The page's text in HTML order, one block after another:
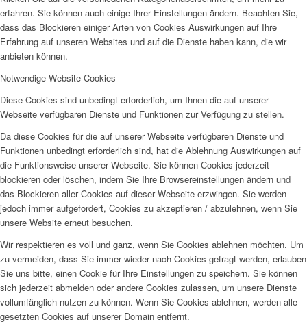
erfahren. Sie können auch einige Ihrer Einstellungen ändern. Beachten Sie,
dass das Blockieren einiger Arten von Cookies Auswirkungen auf Ihre
Erfahrung auf unseren Websites und auf die Dienste haben kann, die wir
anbieten können.
Notwendige Website Cookies
Diese Cookies sind unbedingt erforderlich, um Ihnen die auf unserer
Webseite verfügbaren Dienste und Funktionen zur Verfügung zu stellen.
Da diese Cookies für die auf unserer Webseite verfügbaren Dienste und
Funktionen unbedingt erforderlich sind, hat die Ablehnung Auswirkungen auf
die Funktionsweise unserer Webseite. Sie können Cookies jederzeit
blockieren oder löschen, indem Sie Ihre Browsereinstellungen ändern und
das Blockieren aller Cookies auf dieser Webseite erzwingen. Sie werden
jedoch immer aufgefordert, Cookies zu akzeptieren / abzulehnen, wenn Sie
unsere Website erneut besuchen.
Wir respektieren es voll und ganz, wenn Sie Cookies ablehnen möchten. Um
zu vermeiden, dass Sie immer wieder nach Cookies gefragt werden, erlauben
Sie uns bitte, einen Cookie für Ihre Einstellungen zu speichern. Sie können
sich jederzeit abmelden oder andere Cookies zulassen, um unsere Dienste
vollumfänglich nutzen zu können. Wenn Sie Cookies ablehnen, werden alle
gesetzten Cookies auf unserer Domain entfernt.